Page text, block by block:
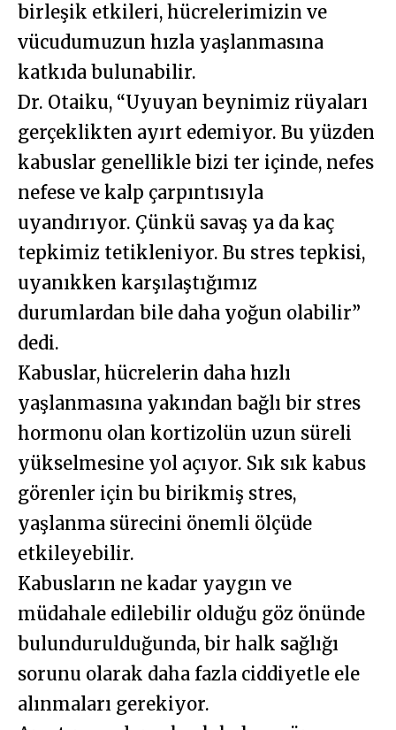
birleşik etkileri, hücrelerimizin ve
vücudumuzun hızla yaşlanmasına
katkıda bulunabilir.
Dr. Otaiku, “Uyuyan beynimiz rüyaları
gerçeklikten ayırt edemiyor. Bu yüzden
kabuslar genellikle bizi ter içinde, nefes
nefese ve kalp çarpıntısıyla
uyandırıyor. Çünkü savaş ya da kaç
tepkimiz tetikleniyor. Bu stres tepkisi,
uyanıkken karşılaştığımız
durumlardan bile daha yoğun olabilir”
dedi.
Kabuslar, hücrelerin daha hızlı
yaşlanmasına yakından bağlı bir stres
hormonu olan kortizolün uzun süreli
yükselmesine yol açıyor. Sık sık kabus
görenler için bu birikmiş stres,
yaşlanma sürecini önemli ölçüde
etkileyebilir.
Kabusların ne kadar yaygın ve
müdahale edilebilir olduğu göz önünde
bulundurulduğunda, bir halk sağlığı
sorunu olarak daha fazla ciddiyetle ele
alınmaları gerekiyor.